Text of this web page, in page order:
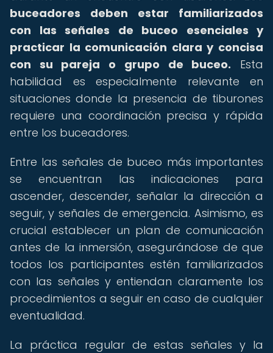
buceadores deben estar familiarizados
con las señales de buceo esenciales y
practicar la comunicación clara y concisa
con su pareja o grupo de buceo. Esta
habilidad es especialmente relevante en
situaciones donde la presencia de tiburones
requiere una coordinación precisa y rápida
entre los buceadores.
Entre las señales de buceo más importantes
se encuentran las indicaciones para
ascender, descender, señalar la dirección a
seguir, y señales de emergencia. Asimismo, es
crucial establecer un plan de comunicación
antes de la inmersión, asegurándose de que
todos los participantes estén familiarizados
con las señales y entiendan claramente los
procedimientos a seguir en caso de cualquier
eventualidad.
La práctica regular de estas señales y la